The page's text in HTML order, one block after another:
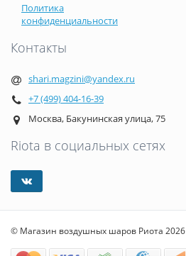
Политика
конфиденциальности
Контакты
shari.magzini@yandex.ru
+7 (499) 404-16-39
Москва, Бакунинская улица, 75
Riota в социальных сетях
© Магазин воздушных шаров Риота 2026